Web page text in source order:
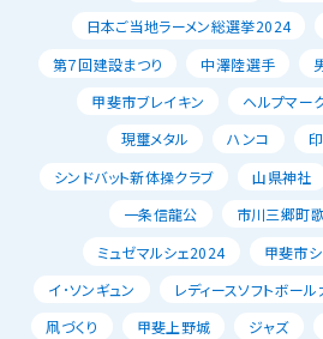
日本ご当地ラーメン総選挙2024
第７回建設まつり
中澤陸選手
甲斐市ブレイキン
ヘルプマー
現璽メタル
ハンコ
シンドバット新体操クラブ
山県神社
一条信龍公
市川三郷町
ミュゼマルシェ2024
甲斐市
イ･ソンギュン
レディースソフトボー
凧づくり
甲斐上野城 ジャズ